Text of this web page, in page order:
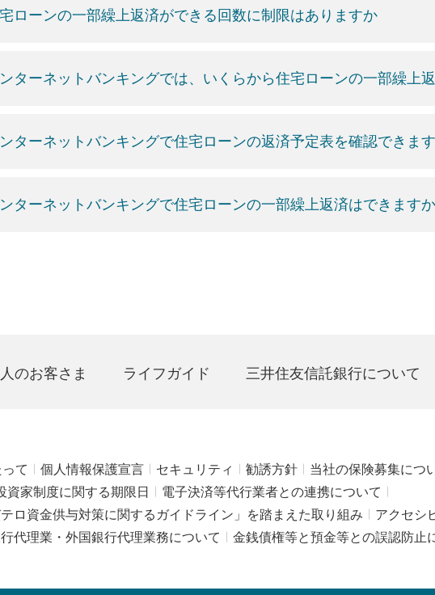
ローンの一部繰上返済ができる回数に制限はありますか
ターネットバンキングでは、いくらから住宅ローンの一部繰上
ターネットバンキングで住宅ローンの返済予定表を確認できま
ターネットバンキングで住宅ローンの一部繰上返済はできますか
のお客さま ライフガイド 三井住友信託銀行について
て 個人情報保護宣言 セキュリティ 勧誘方針 当社の保険募集につ
資家制度に関する期限日
電子決済等代行業者との連携について
ロ資金供与対策に関するガイドライン」を踏まえた取り組み
アクセシ
代理業・外国銀行代理業務について
金銭債権等と預金等との誤認防止